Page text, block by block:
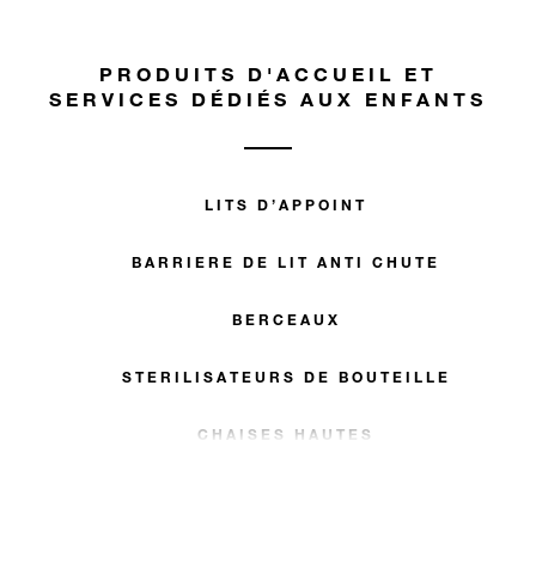
PRODUITS D'ACCUEIL ET
SERVICES DÉDIÉS AUX ENFANTS
LITS D’APPOINT
BARRIERE DE LIT ANTI CHUTE
BERCEAUX
STERILISATEURS DE BOUTEILLE
CHAISES HAUTES